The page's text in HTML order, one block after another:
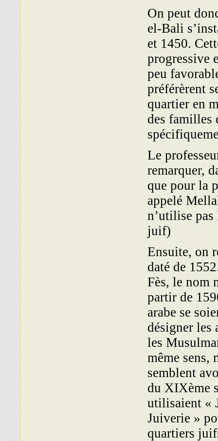
On peut
el-Bali
et 1450.
progressive
peu
préférèrent
quartier en
des familles
Le
remarquer,
que pour la
appelé
n’utilise
juif)
Ensuite, on
daté de
Fès, le nom
partir de
arabe se
désigner les
les
même sens,
semblent
du XIXème
utilisaient «
Juiverie »
quartiers